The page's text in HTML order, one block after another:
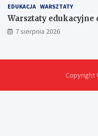
EDUKACJA WARSZTATY
Warsztaty edukacyjne
7 sierpnia 2026
Copyright